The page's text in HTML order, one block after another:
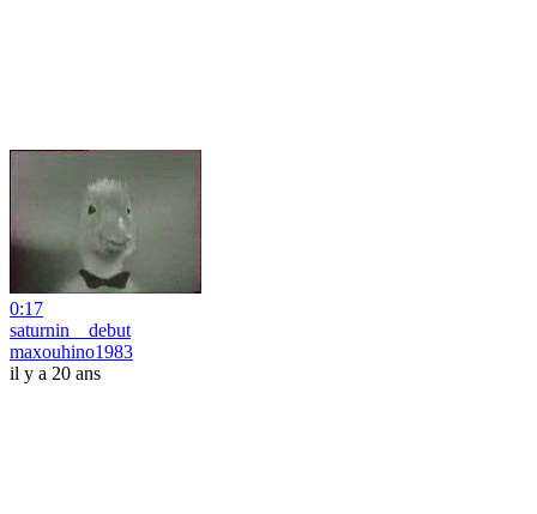
0:17
saturnin _ debut
maxouhino1983
il y a 20 ans